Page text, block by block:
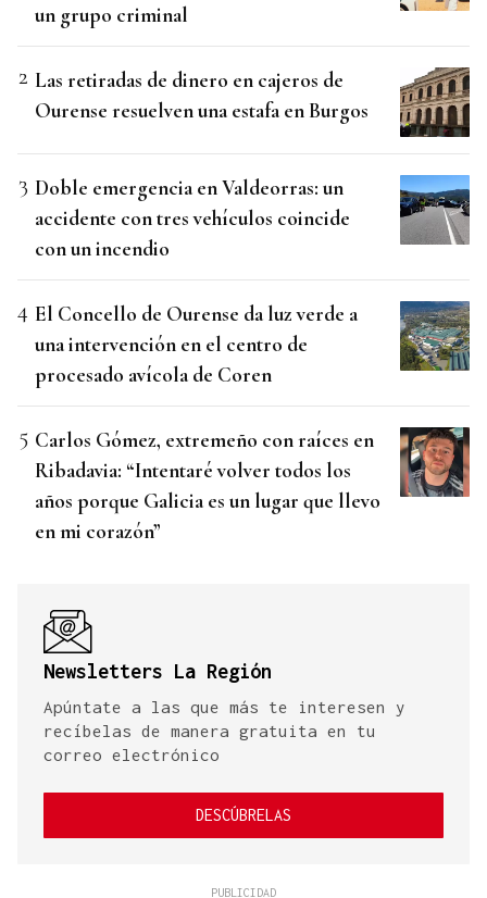
un grupo criminal
Las retiradas de dinero en cajeros de
Ourense resuelven una estafa en Burgos
Doble emergencia en Valdeorras: un
accidente con tres vehículos coincide
con un incendio
El Concello de Ourense da luz verde a
una intervención en el centro de
procesado avícola de Coren
Carlos Gómez, extremeño con raíces en
Ribadavia: “Intentaré volver todos los
años porque Galicia es un lugar que llevo
en mi corazón”
Newsletters La Región
Apúntate a las que más te interesen y
recíbelas de manera gratuita en tu
correo electrónico
DESCÚBRELAS